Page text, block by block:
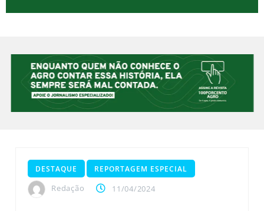
DESTAQUE REPORTAGEM ESPECIAL
Redação 11/04/2024